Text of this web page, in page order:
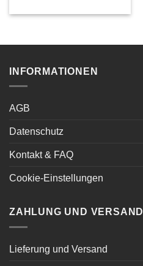
INFORMATIONEN
AGB
Datenschutz
Kontakt & FAQ
Cookie-Einstellungen
ZAHLUNG UND VERSAND
Lieferung und Versand